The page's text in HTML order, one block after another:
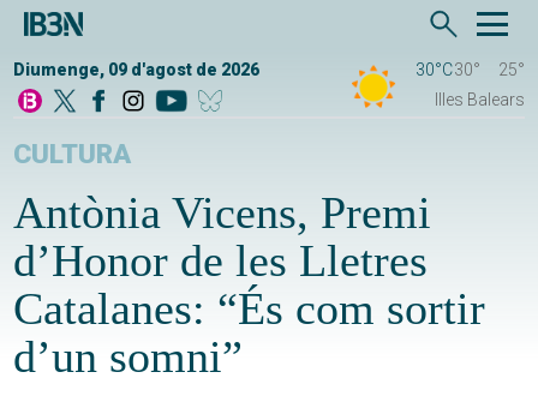
Diumenge, 09 d'agost de 2026 30°C30°
25°
Illes Balears
CULTURA
Antònia Vicens, Premi
d’Honor de les Lletres
Catalanes: “És com sortir
d’un somni”